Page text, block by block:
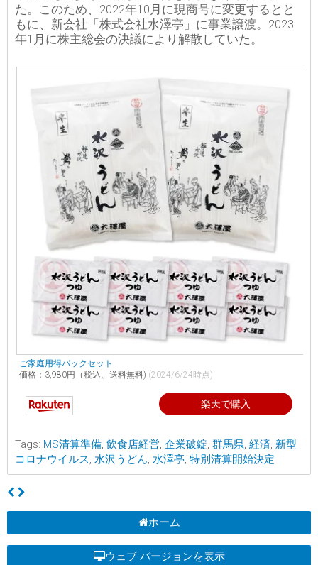
た。このため、2022年10月に現商号に変更するとと
もに、新会社「株式会社水澤亭」に事業譲渡。2023
年1月に株主総会の決議により解散していた。
ご家庭用得パックセット
価格：3,980円（税込、送料無料) (2024/6/24時点)
楽天で購入
Tags: MS清算準備, 飲食店経営, 企業破綻, 群馬県, 経済, 新型
コロナウイルス, 水沢うどん, 水澤亭, 特別清算開始決定
ホーム
ウェブ バージョンを表示